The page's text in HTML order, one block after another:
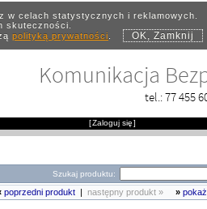
w celach statystycznych i reklamowych.
skuteczności.
polityką prywatności. OK, Zamknij
Komunikacja
tel.:77 455
[Zaloguj się]
Szukaj produktu:
poprzedni produkt następny produkt » »